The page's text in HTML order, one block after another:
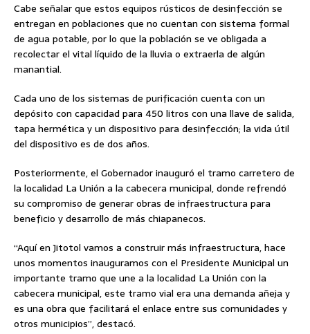
Cabe señalar que estos equipos rústicos de desinfección se
entregan en poblaciones que no cuentan con sistema formal
de agua potable, por lo que la población se ve obligada a
recolectar el vital líquido de la lluvia o extraerla de algún
manantial.
Cada uno de los sistemas de purificación cuenta con un
depósito con capacidad para 450 litros con una llave de salida,
tapa hermética y un dispositivo para desinfección; la vida útil
del dispositivo es de dos años.
Posteriormente, el Gobernador inauguró el tramo carretero de
la localidad La Unión a la cabecera municipal, donde refrendó
su compromiso de generar obras de infraestructura para
beneficio y desarrollo de más chiapanecos.
“Aquí en Jitotol vamos a construir más infraestructura, hace
unos momentos inauguramos con el Presidente Municipal un
importante tramo que une a la localidad La Unión con la
cabecera municipal, este tramo vial era una demanda añeja y
es una obra que facilitará el enlace entre sus comunidades y
otros municipios”, destacó.